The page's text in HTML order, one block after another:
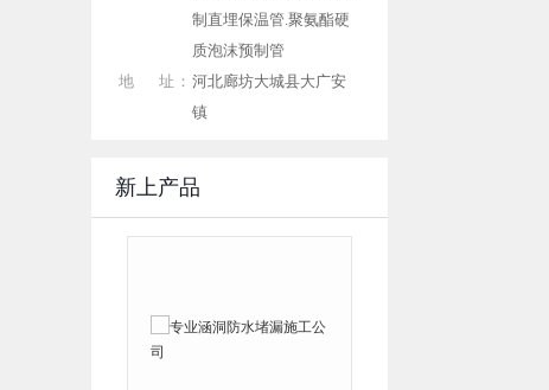
制直埋保温管.聚氨酯硬
质泡沫预制管
地 址： 河北廊坊大城县大广安
镇
新上产品